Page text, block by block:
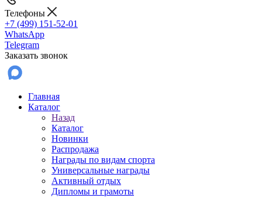
Телефоны
+7 (499) 151-52-01
WhatsApp
Telegram
Заказать звонок
Главная
Каталог
Назад
Каталог
Новинки
Распродажа
Награды по видам спорта
Универсальные награды
Активный отдых
Дипломы и грамоты